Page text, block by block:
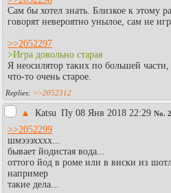
Сам бы хотел знать. Близкое к этому
говорят невероятно унылое, сам не
>>2052297
>Игра довольно старая
Я неосилятор таких по большей части,
что-то очень старое.
>>2052312
▲ Каtsu Пy 08 Янв 2018 22:29 No.
>>2052299
шмэээхххх...
бывает йодистая вода...
оттого йод в роме или в виски из
например
такие дела...